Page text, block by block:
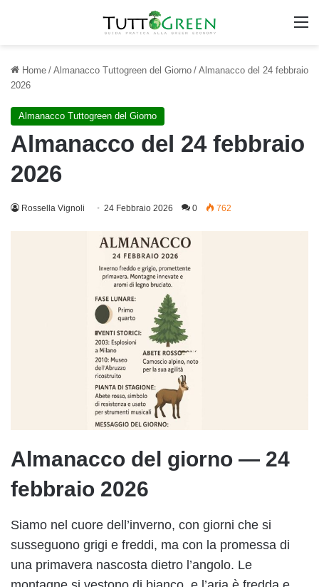
Home / Almanacco Tuttogreen del Giorno / Almanacco del 24 febbraio
2026
Almanacco Tuttogreen del Giorno
Almanacco del 24 febbraio
2026
Rossella Vignoli 24 Febbraio 2026 0 762
Almanacco del giorno — 24
febbraio 2026
Siamo nel cuore dell’inverno, con giorni che si
susseguono grigi e freddi, ma con la promessa di
una primavera nascosta dietro l’angolo. Le